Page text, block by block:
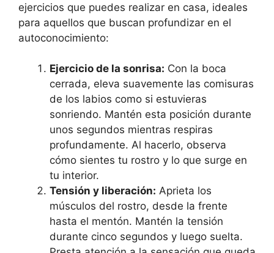
ejercicios que puedes realizar en casa, ideales
para aquellos que buscan profundizar en el
autoconocimiento:
Ejercicio de la sonrisa: Con la boca
cerrada, eleva suavemente las comisuras
de los labios como si estuvieras
sonriendo. Mantén esta posición durante
unos segundos mientras respiras
profundamente. Al hacerlo, observa
cómo sientes tu rostro y lo que surge en
tu interior.
Tensión y liberación: Aprieta los
músculos del rostro, desde la frente
hasta el mentón. Mantén la tensión
durante cinco segundos y luego suelta.